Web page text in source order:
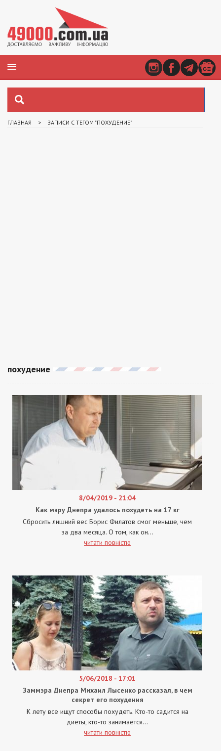
ГЛАВНАЯ > ЗАПИСИ С ТЕГОМ "ПОХУДЕНИЕ"
похудение
8/04/2019 - 21:04
Как мэру Днепра удалось похудеть на 17 кг
Сбросить лишний вес Борис Филатов смог меньше, чем
за два месяца. О том, как он...
читати повністю
5/06/2018 - 17:01
Заммэра Днепра Михаил Лысенко рассказал, в чем
секрет его похудения
К лету все ищут способы похудеть. Кто-то садится на
диеты, кто-то занимается...
читати повністю